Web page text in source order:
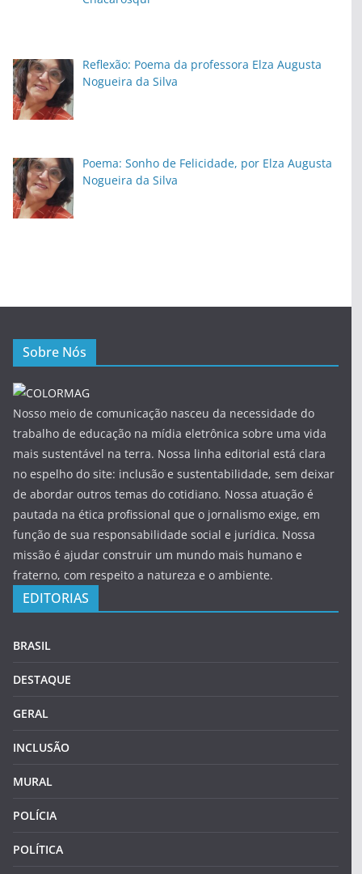
Reflexão: Poema da professora Elza Augusta
Nogueira da Silva
Poema: Sonho de Felicidade, por Elza Augusta
Nogueira da Silva
Sobre Nós
Nosso meio de comunicação nasceu da necessidade do
trabalho de educação na mídia eletrônica sobre uma vida
mais sustentável na terra. Nossa linha editorial está clara
no espelho do site: inclusão e sustentabilidade, sem deixar
de abordar outros temas do cotidiano. Nossa atuação é
pautada na ética profissional que o jornalismo exige, em
função de sua responsabilidade social e jurídica. Nossa
missão é ajudar construir um mundo mais humano e
fraterno, com respeito a natureza e o ambiente.
EDITORIAS
BRASIL
DESTAQUE
GERAL
INCLUSÃO
MURAL
POLÍCIA
POLÍTICA